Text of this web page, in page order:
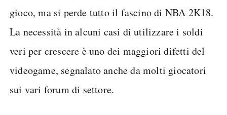
gioco, ma si perde tutto il fascino di NBA 2K18.
La necessità in alcuni casi di utilizzare i soldi
veri per crescere è uno dei maggiori difetti del
videogame, segnalato anche da molti giocatori
sui vari forum di settore.